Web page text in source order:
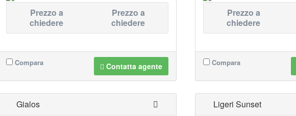
Prezzo a
chiedere
Prezzo a
chiedere
Contatta agente
Compara
Prezzo a
chiedere
Compara
Gialos Ligeri Sunset